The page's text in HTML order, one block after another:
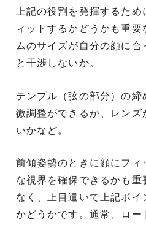
上記の役割を発揮するた
ィットするかどうかも重
ムのサイズが自分の顔に合
と干渉しないか。
テンプル（弦の部分）の
微調整ができるか、レン
いかなど。
前傾姿勢のときに顔にフ
な視界を確保できるかも
なく、上目遣いで上記ポ
かどうかです。通常、ロ